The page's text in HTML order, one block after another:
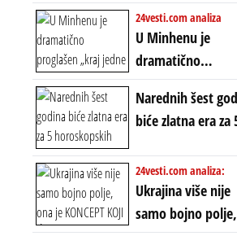
ubio milione, ali
spasao sistem
24vesti.com analiza
U Minhenu je
dramatično
proglašen „kraj
ere“, ali sa
dvostrukom
neistinom: forma
ere završila se na
istom mestu, ali
prošle godine
Narednih šest
biće zlatna era za
znakova: Stiže
novca i bogatstva
24vesti.com analiza:
Ukrajina više nije
samo bojno polje,